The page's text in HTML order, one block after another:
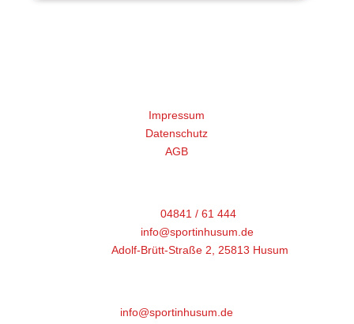
Impressum
Datenschutz
AGB
04841 / 61 444
info@sportinhusum.de
Adresse:Adolf-Brütt-Straße 2, 25813 Husum
info@sportinhusum.de